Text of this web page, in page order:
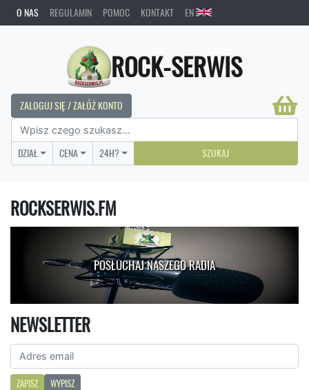
O NAS REGULAMIN POMOC KONTAKT EN
ROCK-SERWIS
ZALOGUJ SIĘ / ZAŁÓŻ KONTO
DZIAŁ CENA 24H? SZUKAJ
ROCKSERWIS.FM
POSŁUCHAJ NASZEGO RADIA
NEWSLETTER
ZAPISZ WYPISZ